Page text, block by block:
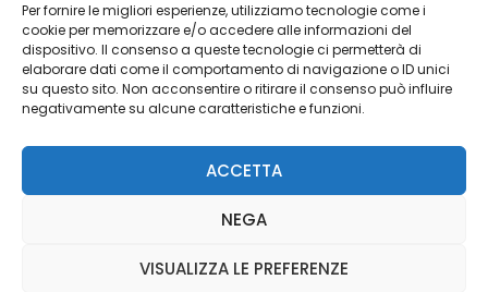
Per fornire le migliori esperienze, utilizziamo tecnologie come i
cookie per memorizzare e/o accedere alle informazioni del
dispositivo. Il consenso a queste tecnologie ci permetterà di
elaborare dati come il comportamento di navigazione o ID unici
su questo sito. Non acconsentire o ritirare il consenso può influire
negativamente su alcune caratteristiche e funzioni.
ACCETTA
NEGA
VISUALIZZA LE PREFERENZE
Cookie Policy
Risorse Aggiuntive